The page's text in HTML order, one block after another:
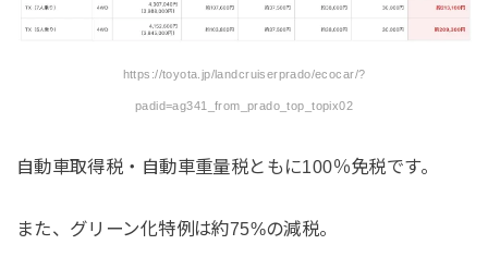
https://toyota.jp/landcruiserprado/ecocar/?
padid=ag341_from_prado_top_topix02
自動車取得税・自動車重量税ともに100％免税です。
また、グリーン化特例は約75%の減税。